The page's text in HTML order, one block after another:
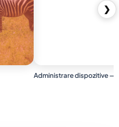
Administrare dispozitive —
❯